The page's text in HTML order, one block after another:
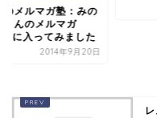
のメルマガ塾：みの
さんのメルマガ
に入ってみました
2014年9月20日